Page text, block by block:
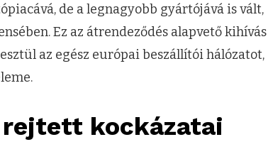
de a legnagyobb gyártójává is vált,
Ez az átrendeződés alapvető kihívás
az egész európai beszállítói hálózatot,
kockázatai